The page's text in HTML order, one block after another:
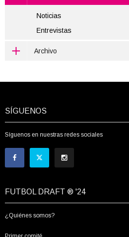
Noticias
Entrevistas
Archivo
SÍGUENOS
Síguenos en nuestras redes sociales
FUTBOL DRAFT ® '24
¿Quiénes somos?